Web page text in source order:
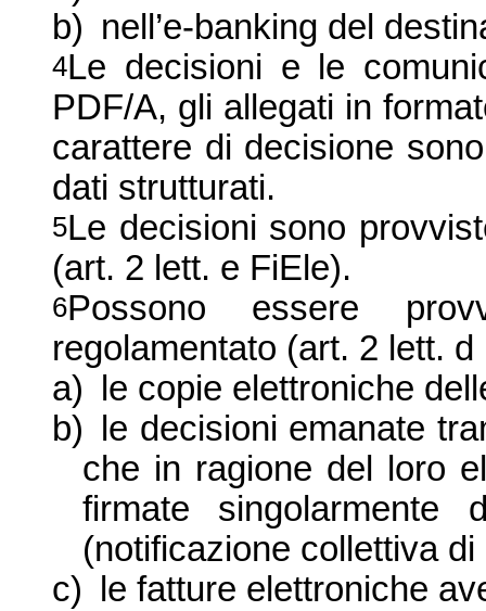
b) nell’e-banking del
4Le decisioni e le
PDF/A, gli allegati in
carattere di decisione
dati strutturati.
5Le decisioni sono
(art. 2 lett. e FiEle).
6Possono essere
regolamentato (art. 2 lett. d
a)
le copie elettroniche
b)
le decisioni emanate
che in ragione del loro
firmate singolarmente
(notificazione collettiva
c)
le fatture elettroniche